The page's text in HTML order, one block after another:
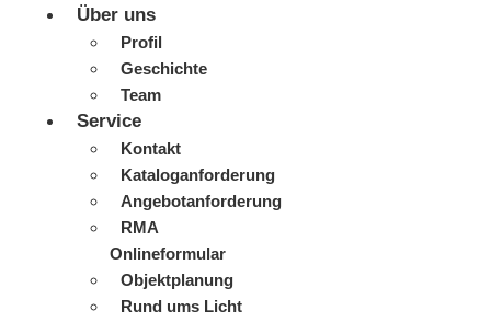
Über uns
Profil
Geschichte
Team
Service
Kontakt
Kataloganforderung
Angebotanforderung
RMA
Onlineformular
Objektplanung
Rund ums Licht